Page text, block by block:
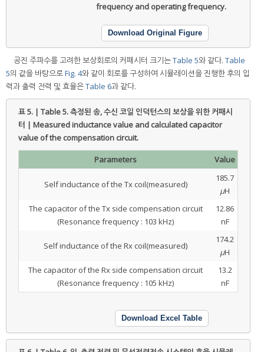
frequency and operating frequency.
Download Original Figure
공진 주파수를 고려한 보상회로의 커패시터 크기는Table 5와 같다. Table
5의 값을 바탕으로Fig. 4와 같이 회로를 구성하여 시뮬레이션을 진행한 후의 입
력과 출력 전력 및 효율은Table 6과 같다.
표 5. | Table 5.측정된 송, 수신 코일 인덕턴스의 보상을 위한 커패시
터 | Measured inductance value and calculated capacitor
value of the compensation circuit.
Parameters Value
Self inductance of the Tx coil(measured)
185.7
μH
The capacitor of the Tx side compensation circuit
(Resonance frequency : 103 kHz)
12.86
nF
Self inductance of the Rx coil(measured)
174.2
μH
The capacitor of the Rx side compensation circuit
(Resonance frequency : 105 kHz)
13.2
nF
Download Excel Table